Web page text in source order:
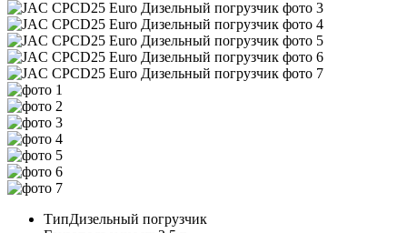
ТипДизельный погрузчик